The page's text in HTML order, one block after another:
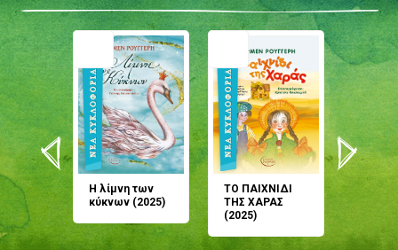
Η λίμνη των
κύκνων (2025)
ΤΟ ΠΑΙΧΝΙΔΙ
ΤΗΣ ΧΑΡΑΣ
(2025)
μου;
(2024)